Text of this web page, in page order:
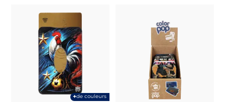
+de couleurs
plusieurs
variations.
options
peuvent